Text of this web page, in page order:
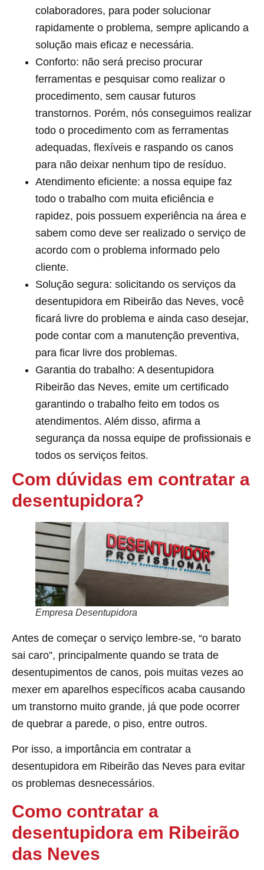
colaboradores, para poder solucionar
rapidamente o problema, sempre aplicando a
solução mais eficaz e necessária.
Conforto: não será preciso procurar
ferramentas e pesquisar como realizar o
procedimento, sem causar futuros
transtornos. Porém, nós conseguimos realizar
todo o procedimento com as ferramentas
adequadas, flexíveis e raspando os canos
para não deixar nenhum tipo de resíduo.
Atendimento eficiente: a nossa equipe faz
todo o trabalho com muita eficiência e
rapidez, pois possuem experiência na área e
sabem como deve ser realizado o serviço de
acordo com o problema informado pelo
cliente.
Solução segura: solicitando os serviços da
desentupidora em Ribeirão das Neves, você
ficará livre do problema e ainda caso desejar,
pode contar com a manutenção preventiva,
para ficar livre dos problemas.
Garantia do trabalho: A desentupidora
Ribeirão das Neves, emite um certificado
garantindo o trabalho feito em todos os
atendimentos. Além disso, afirma a
segurança da nossa equipe de profissionais e
todos os serviços feitos.
Com dúvidas em contratar a
desentupidora?
Empresa Desentupidora
Antes de começar o serviço lembre-se, “o barato
sai caro”, principalmente quando se trata de
desentupimentos de canos, pois muitas vezes ao
mexer em aparelhos específicos acaba causando
um transtorno muito grande, já que pode ocorrer
de quebrar a parede, o piso, entre outros.
Por isso, a importância em contratar a
desentupidora em Ribeirão das Neves para evitar
os problemas desnecessários.
Como contratar a
desentupidora em Ribeirão
das Neves